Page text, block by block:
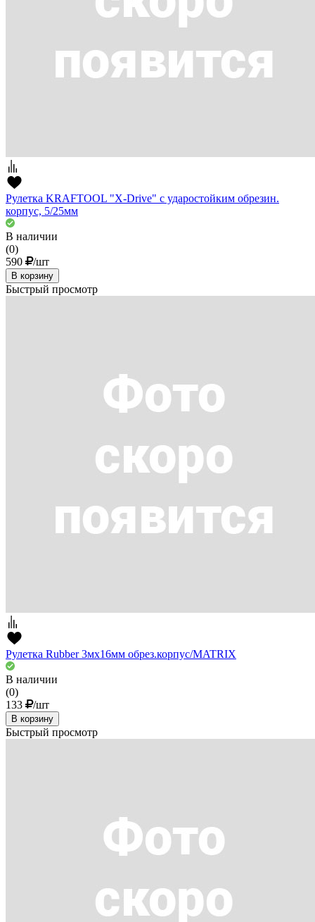
Рулетка KRAFTOOL "X-Drive" с ударостойким обрезин.
корпус, 5/25мм
В наличии
(0)
590
/шт
В корзину
Быстрый просмотр
Рулетка Rubber 3мх16мм обрез.корпус/MATRIX
В наличии
(0)
133
/шт
В корзину
Быстрый просмотр